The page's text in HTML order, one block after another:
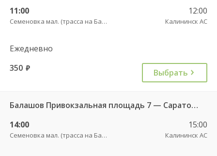
11:00
Семеновка мал. (трасса на Балашов)
12:00
Калининск АС
Ежедневно
350 руб. Выбрать
Балашов Привокзальная площадь 7 — Саратов АВ Центральный (ул им Пугачева 179 А) 603-1
14:00
Семеновка мал. (трасса на Балашов)
15:00
Калининск АС